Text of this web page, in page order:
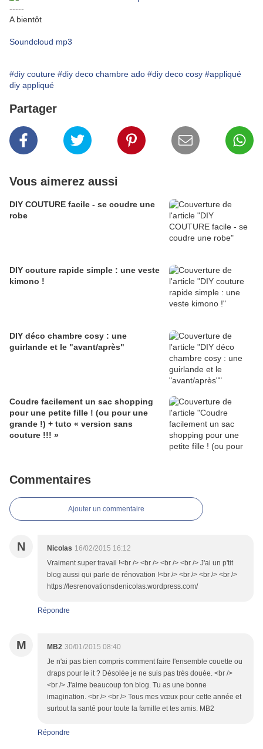
-----
A bientôt
Soundcloud mp3
#diy couture #diy deco chambre ado #diy deco cosy #appliqué
diy appliqué
Partager
Vous aimerez aussi
DIY COUTURE facile - se coudre une
robe
DIY couture rapide simple : une veste
kimono !
DIY déco chambre cosy : une
guirlande et le "avant/après"
Coudre facilement un sac shopping
pour une petite fille ! (ou pour une
grande !) + tuto « version sans
couture !!! »
Commentaires
Ajouter un commentaire
N Nicolas 16/02/2015 16:12
Vraiment super travail !<br /> <br /> <br /> <br /> J'ai un p'tit
blog aussi qui parle de rénovation !<br /> <br /> <br /> <br />
https://lesrenovationsdenicolas.wordpress.com/
Répondre
M MB2 30/01/2015 08:40
Je n'ai pas bien compris comment faire l'ensemble couette ou
draps pour le it ? Désolée je ne suis pas très douée. <br />
<br /> J'aime beaucoup ton blog. Tu as une bonne
imagination. <br /> <br /> Tous mes vœux pour cette année et
surtout la santé pour toute la famille et tes amis. MB2
Répondre